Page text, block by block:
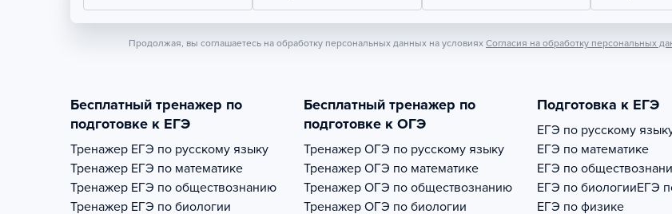
Продолжая, вы соглашаетесь на обработку персональных данных на условиях Согласия на обработку персональных
Бесплатный тренажер по
подготовке к ЕГЭ
Тренажер ЕГЭ по русскому языку
Тренажер ЕГЭ по математике
Тренажер ЕГЭ по обществознанию
Тренажер ЕГЭ по биологии
Бесплатный тренажер по
подготовке к ОГЭ
Тренажер ОГЭ по русскому языку
Тренажер ОГЭ по математике
Тренажер ОГЭ по обществознанию
Тренажер ОГЭ по биологии
Подготовка к ЕГЭ
ЕГЭ по русскому
ЕГЭ по математике
ЕГЭ по
ЕГЭ по биологииЕГЭ
ЕГЭ по физике